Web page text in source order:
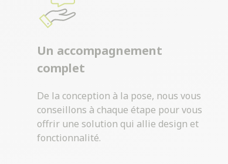
Un accompagnement
complet
De la conception à la pose, nous vous
conseillons à chaque étape pour vous
offrir une solution qui allie design et
fonctionnalité.